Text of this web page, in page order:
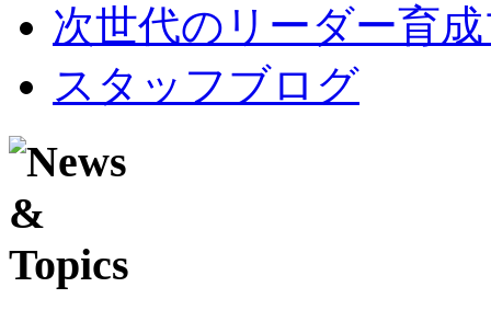
次世代のリーダー育
スタッフブログ